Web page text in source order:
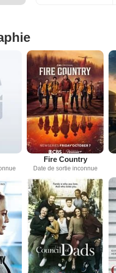
Fire Country
Date de sortie inconnue